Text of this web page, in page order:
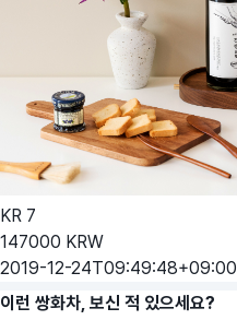
KR 7
147000 KRW
2019-12-24T09:49:48+09:00
이런 쌍화차, 보신 적 있으세요?